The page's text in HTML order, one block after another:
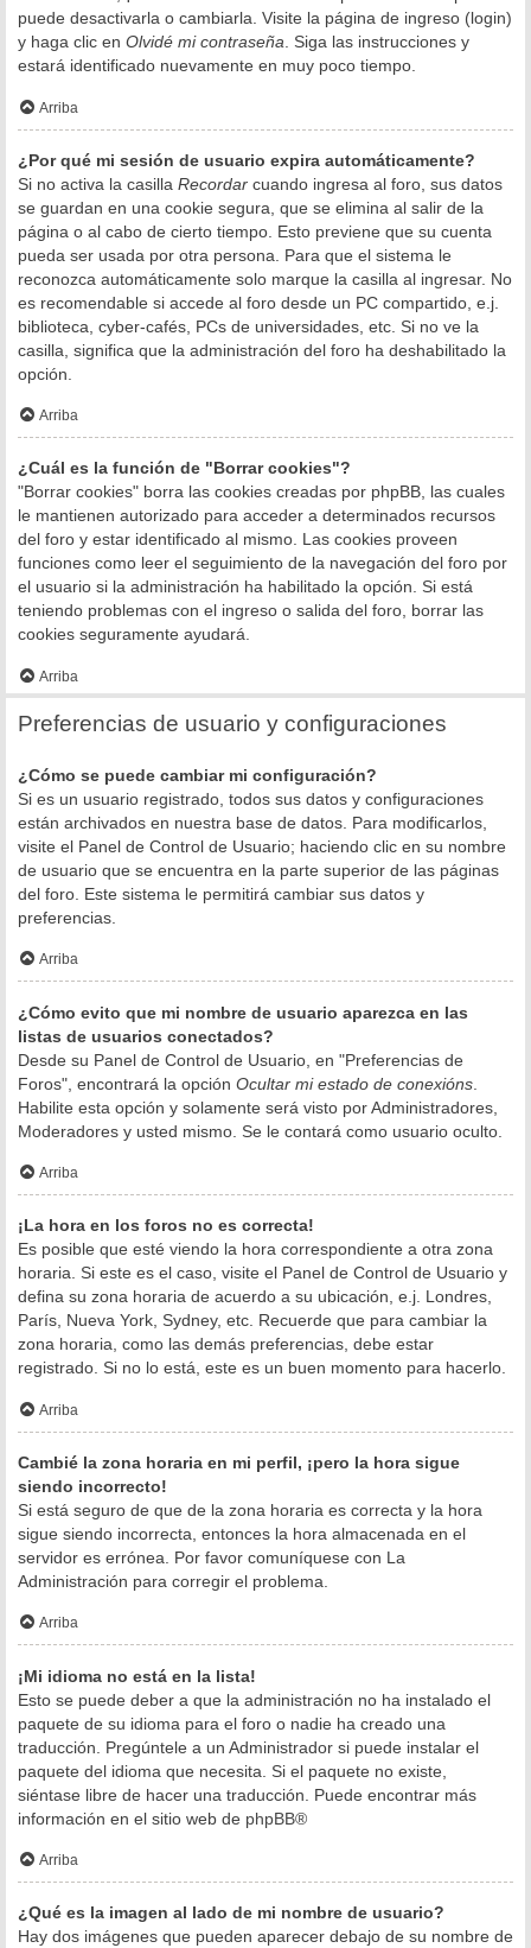
puede desactivarla o cambiarla. Visite la página de ingreso (login)
y haga clic en Olvidé mi contraseña. Siga las instrucciones y
estará identificado nuevamente en muy poco tiempo.
Arriba
¿Por qué mi sesión de usuario expira automáticamente?
Si no activa la casilla Recordar cuando ingresa al foro, sus datos
se guardan en una cookie segura, que se elimina al salir de la
página o al cabo de cierto tiempo. Esto previene que su cuenta
pueda ser usada por otra persona. Para que el sistema le
reconozca automáticamente solo marque la casilla al ingresar. No
es recomendable si accede al foro desde un PC compartido, e.j.
biblioteca, cyber-cafés, PCs de universidades, etc. Si no ve la
casilla, significa que la administración del foro ha deshabilitado la
opción.
Arriba
¿Cuál es la función de "Borrar cookies"?
"Borrar cookies" borra las cookies creadas por phpBB, las cuales
le mantienen autorizado para acceder a determinados recursos
del foro y estar identificado al mismo. Las cookies proveen
funciones como leer el seguimiento de la navegación del foro por
el usuario si la administración ha habilitado la opción. Si está
teniendo problemas con el ingreso o salida del foro, borrar las
cookies seguramente ayudará.
Arriba
Preferencias de usuario y configuraciones
¿Cómo se puede cambiar mi configuración?
Si es un usuario registrado, todos sus datos y configuraciones
están archivados en nuestra base de datos. Para modificarlos,
visite el Panel de Control de Usuario; haciendo clic en su nombre
de usuario que se encuentra en la parte superior de las páginas
del foro. Este sistema le permitirá cambiar sus datos y
preferencias.
Arriba
¿Cómo evito que mi nombre de usuario aparezca en las
listas de usuarios conectados?
Desde su Panel de Control de Usuario, en "Preferencias de
Foros", encontrará la opción Ocultar mi estado de conexións
Habilite esta opción y solamente será visto por Administradores,
Moderadores y usted mismo. Se le contará como usuario oculto.
Arriba
¡La hora en los foros no es correcta!
Es posible que esté viendo la hora correspondiente a otra zona
horaria. Si este es el caso, visite el Panel de Control de Usuario y
defina su zona horaria de acuerdo a su ubicación, e.j. Londres,
París, Nueva York, Sydney, etc. Recuerde que para cambiar la
zona horaria, como las demás preferencias, debe estar
registrado. Si no lo está, este es un buen momento para hacerlo.
Arriba
Cambié la zona horaria en mi perfil, ¡pero la hora sigue
siendo incorrecto!
Si está seguro de que de la zona horaria es correcta y la hora
sigue siendo incorrecta, entonces la hora almacenada en el
servidor es errónea. Por favor comuníquese con La
Administración para corregir el problema.
Arriba
¡Mi idioma no está en la lista!
Esto se puede deber a que la administración no ha instalado el
paquete de su idioma para el foro o nadie ha creado una
traducción. Pregúntele a un Administrador si puede instalar el
paquete del idioma que necesita. Si el paquete no existe,
siéntase libre de hacer una traducción. Puede encontrar más
información en el sitio web de phpBB®
Arriba
¿Qué es la imagen al lado de mi nombre de usuario?
Hay dos imágenes que pueden aparecer debajo de su nombre de